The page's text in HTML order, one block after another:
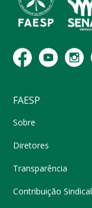
FAESP
Sobre
Diretores
Transparência
Contribuição Sindical